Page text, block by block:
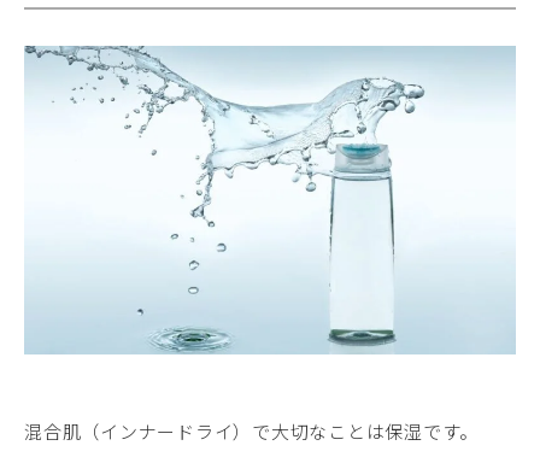
混合肌（インナードライ）で大切なことは保湿です。